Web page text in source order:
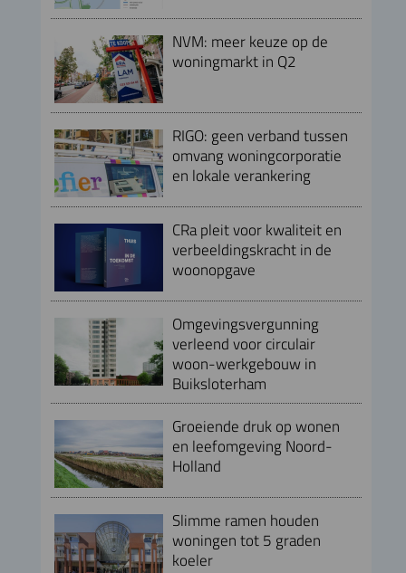
NVM: meer keuze op de
woningmarkt in Q2
RIGO: geen verband tussen
omvang woningcorporatie
en lokale verankering
CRa pleit voor kwaliteit en
verbeeldingskracht in de
woonopgave
Omgevingsvergunning
verleend voor circulair
woon-werkgebouw in
Buiksloterham
Groeiende druk op wonen
en leefomgeving Noord-
Holland
Slimme ramen houden
woningen tot 5 graden
koeler